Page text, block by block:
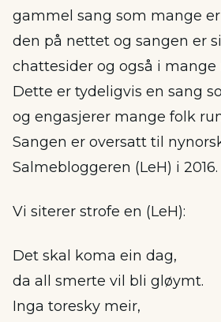
gammel sang som mange
den på nettet og sangen er
chattesider og også i
Dette er tydeligvis en sang
og engasjerer mange folk
Sangen er oversatt til
Salmebloggeren (LeH) i 2016.
Vi siterer strofe en (LeH):
Det skal koma ein dag,
da all smerte vil bli gløymt.
Inga toresky meir,